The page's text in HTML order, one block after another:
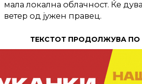
мала локална облачност. Ќе
ветер од јужен правец.
ТЕКСТОТ ПРОДОЛЖУВА ПО